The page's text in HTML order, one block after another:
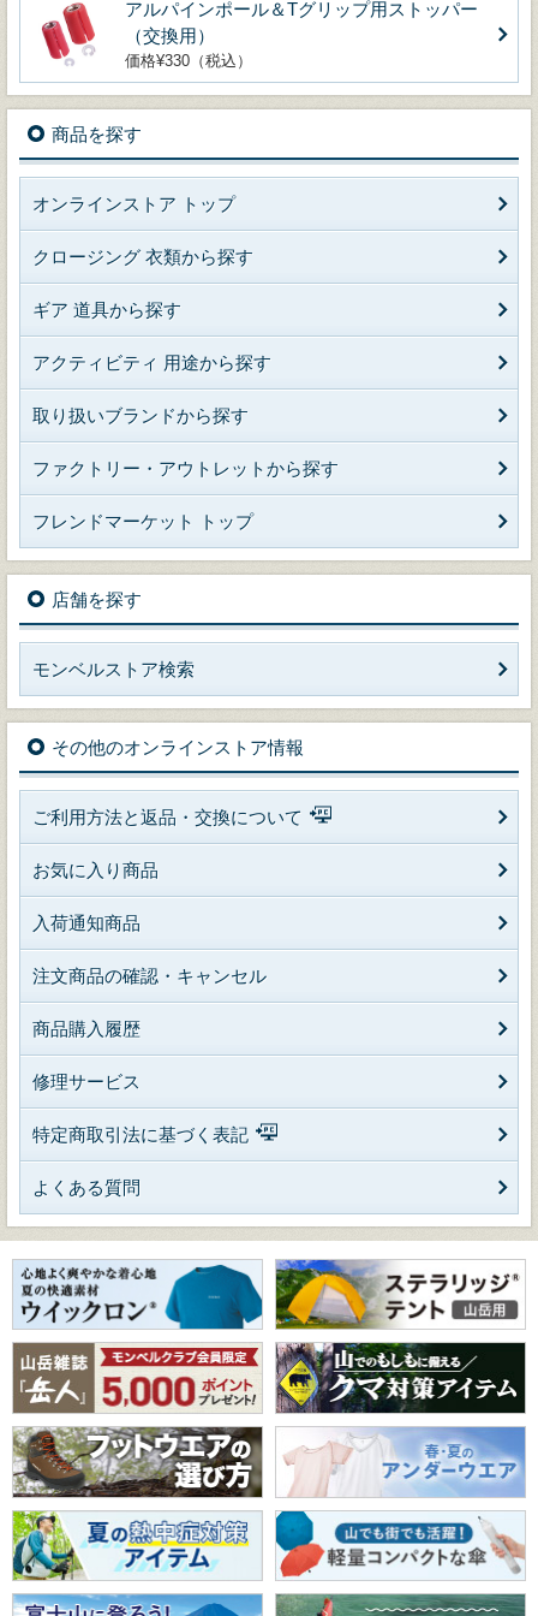
アルパインポール＆Tグリップ用ストッパー
（交換用）
価格¥330（税込）
商品を探す
オンラインストア トップ
クロージング 衣類から探す
ギア 道具から探す
アクティビティ 用途から探す
取り扱いブランドから探す
ファクトリー・アウトレットから探す
フレンドマーケット トップ
店舗を探す
モンベルストア検索
その他のオンラインストア情報
ご利用方法と返品・交換について
お気に入り商品
入荷通知商品
注文商品の確認・キャンセル
商品購入履歴
修理サービス
特定商取引法に基づく表記
よくある質問